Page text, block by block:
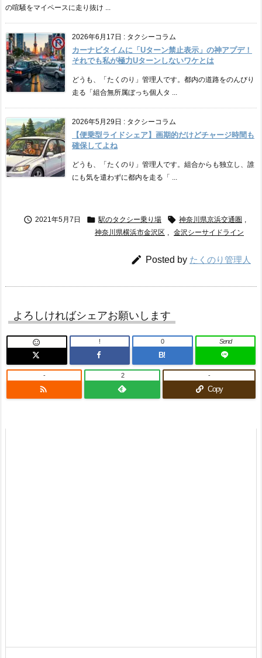
の喧騒をマイペースに走り抜け ...
2026年6月17日 : タクシーコラム
カーナビタイムに「Uターン禁止表示」の神アプデ！
それでも私が極力Uターンしないワケとは
どうも、「たくのり」管理人です。都内の道路をのんびり
走る「組合無所属ぼっち個人タ ...
2026年5月29日 : タクシーコラム
【便乗型ライドシェア】画期的だけどチャージ時間も
確保してよね
どうも、「たくのり」管理人です。組合からも独立し、誰
にも気を遣わずに都内を走る「 ...
 2021年5月7日  駅のタクシー乗り場  神奈川県京浜交通圏 ,
神奈川県横浜市金沢区 , 金沢シーサイドライン
 Posted by たくのり管理人
よろしければシェアお願いします
 !
B!
0 Send

- 2
Copy
-